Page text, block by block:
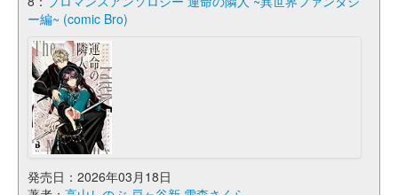
ー編~ (comic Bro)
発売日：2026年03月18日